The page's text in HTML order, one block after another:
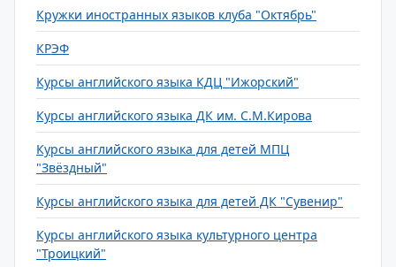
Кружки иностранных языков клуба "Октябрь"
КРЭФ
Курсы английского языка КДЦ "Ижорский"
Курсы английского языка ДК им. С.М.Кирова
Курсы английского языка для детей МПЦ
"Звёздный"
Курсы английского языка для детей ДК "Сувенир"
Курсы английского языка культурного центра
"Троицкий"